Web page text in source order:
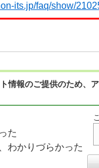
its.jp/faq/show/
ト情報のご提供のため
た
わかりづらかった